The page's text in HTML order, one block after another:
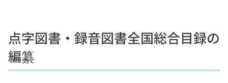
点字図書・録音図書全国総合目録の
編纂